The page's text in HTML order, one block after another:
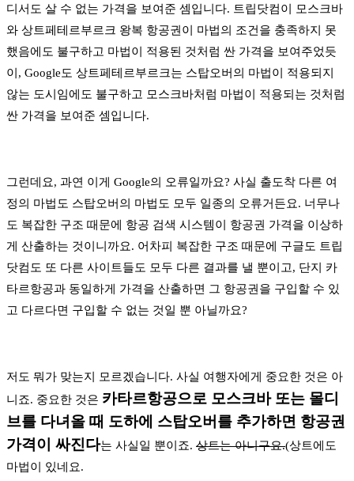
디서도 살 수 없는 가격을 보여준 셈입니다. 트립닷컴이 모스크바
와 상트페테르부르크 왕복 항공권이 마법의 조건을 충족하지 못
했음에도 불구하고 마법이 적용된 것처럼 싼 가격을 보여주었듯
이, Google도 상트페테르부르크는 스탑오버의 마법이 적용되지
않는 도시임에도 불구하고 모스크바처럼 마법이 적용되는 것처럼
싼 가격을 보여준 셈입니다.
그런데요, 과연 이게 Google의 오류일까요? 사실 출도착 다른 여
정의 마법도 스탑오버의 마법도 모두 일종의 오류거든요. 너무나
도 복잡한 구조 때문에 항공 검색 시스템이 항공권 가격을 이상하
게 산출하는 것이니까요. 어차피 복잡한 구조 때문에 구글도 트립
닷컴도 또 다른 사이트들도 모두 다른 결과를 낼 뿐이고, 단지 카
타르항공과 동일하게 가격을 산출하면 그 항공권을 구입할 수 있
고 다르다면 구입할 수 없는 것일 뿐 아닐까요?
저도 뭐가 맞는지 모르겠습니다. 사실 여행자에게 중요한 것은 아
니죠. 중요한 것은 카타르항공으로 모스크바 또는 몰디
브를 다녀올 때 도하에 스탑오버를 추가하면 항공권
가격이 싸진다는 사실일 뿐이죠. 상트는 아니구요.(상트에도
마법이 있네요.